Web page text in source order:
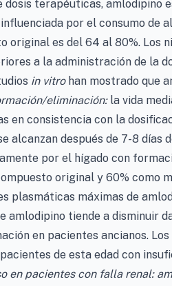
terapéuticas, amlodipino
por el consumo de
original es del 64 al 80%. Los
a la administración de la
in vitrohan mostrado que
eliminación:la vida
en consistencia con la
alcanzan después de 7-8 días
por el hígado con
original y 60% como
plasmáticas máximas de
amlodipino tiende a disminuir
en pacientes ancianos. Los
de esta edad con
en pacientes con falla renal: